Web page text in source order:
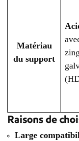
Matériau
du support
Raisons de
Large